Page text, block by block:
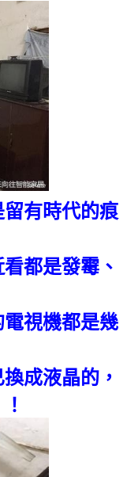
有時代的痕
都是發霉、
視機都是幾
成液晶的，